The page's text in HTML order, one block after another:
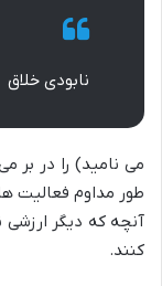
نابودی خلاق
می نامید) را در بر
طور مداوم فعالیت
آنچه که دیگر
کنند.